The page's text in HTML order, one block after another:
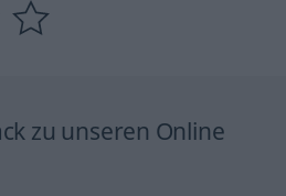
zu unseren Online